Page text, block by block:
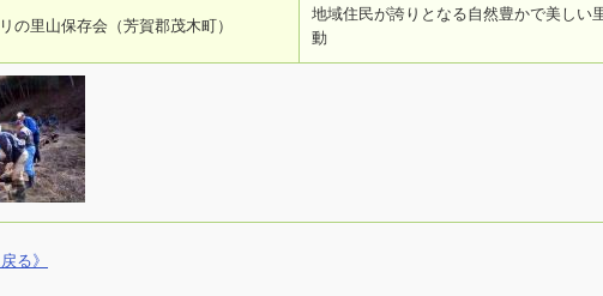
の里山保存会（芳賀郡茂木町）
地域住民が誇りとなる自然豊かで美しい
動
る》